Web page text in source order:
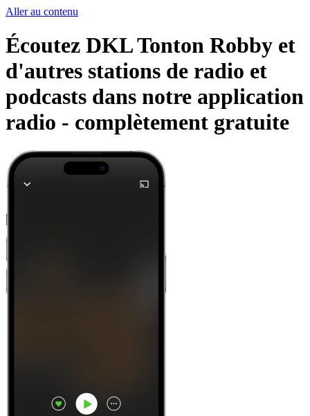
Aller au contenu
Écoutez DKL Tonton Robby et
d'autres stations de radio et
podcasts dans notre application
radio - complètement gratuite